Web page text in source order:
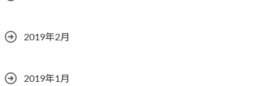
2019年2月
2019年1月